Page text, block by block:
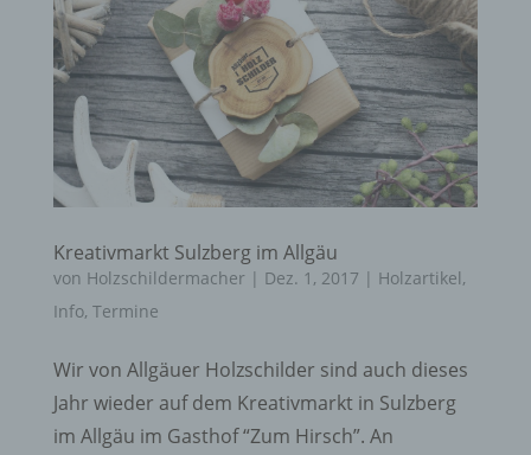
Kreativmarkt Sulzberg im Allgäu
von Holzschildermacher | Dez. 1, 2017 | Holzartikel,
Info, Termine
Wir von Allgäuer Holzschilder sind auch dieses
Jahr wieder auf dem Kreativmarkt in Sulzberg
im Allgäu im Gasthof “Zum Hirsch”. An